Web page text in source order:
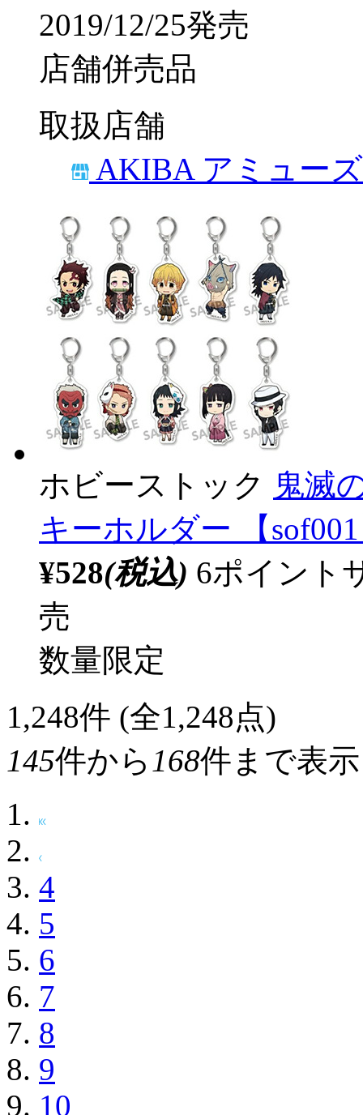
2019/12/25発売
店舗併売品
取扱店舗
AKIBA アミュー
ホビーストック 鬼滅
キーホルダー 【
¥528(税込) 6ポイント
売
数量限定
1,248件 (全1,248点)
145件から 168件まで表示
4
5
6
7
8
9
10